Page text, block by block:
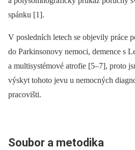
spánku [1].
V posledních letech se objevily práce
do Parkinsonovy nemoci, demence s
a multisystémové atrofie [5–7], proto
výskyt tohoto jevu u nemocných
pracovišti.
Soubor a metodika